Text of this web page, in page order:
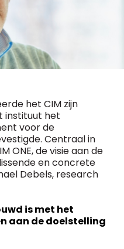
het CIM zijn
instituut het
voor de
Centraal in
ONE, de visie aan de
en concrete
Debels, research
is met het
aan de doelstelling
Freemium
access
MM Brunch
MM Tech
MM Best of
Research
MM Blue
MM Magazine
(digital)